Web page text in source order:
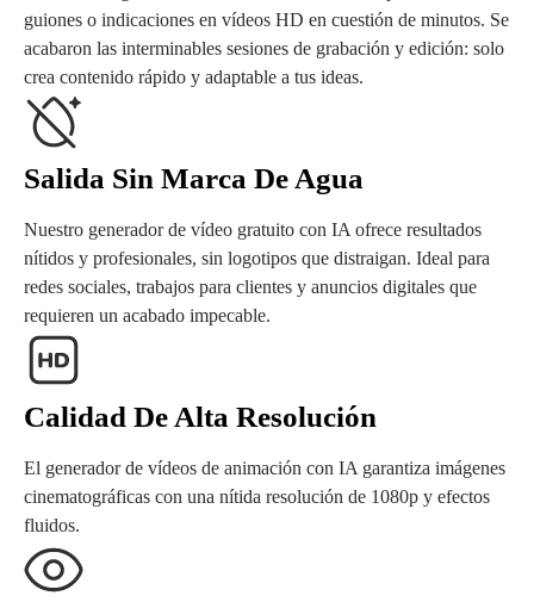
guiones o indicaciones en vídeos HD en cuestión de minutos. Se
acabaron las interminables sesiones de grabación y edición: solo
crea contenido rápido y adaptable a tus ideas.
Salida Sin Marca De Agua
Nuestro generador de vídeo gratuito con IA ofrece resultados
nítidos y profesionales, sin logotipos que distraigan. Ideal para
redes sociales, trabajos para clientes y anuncios digitales que
requieren un acabado impecable.
Calidad De Alta Resolución
El generador de vídeos de animación con IA garantiza imágenes
cinematográficas con una nítida resolución de 1080p y efectos
fluidos.